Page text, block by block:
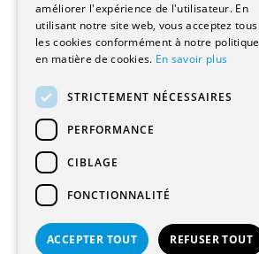
Contact:
Édition: +41 21 635 16 82
Plateforme: +41 21 631 10 50
info@architectes.ch
© 2026 Tous droits réservés
améliorer l'expérience de l'utilisateur. En
utilisant notre site web, vous acceptez tous
les cookies conformément à notre politique
en matière de cookies. En savoir plus
STRICTEMENT NÉCESSAIRES
PERFORMANCE
CIBLAGE
FONCTIONNALITÉ
ACCEPTER TOUT REFUSER TOUT